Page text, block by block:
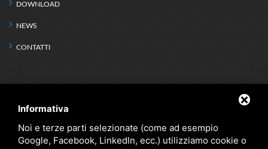
DOWNLOAD
NEWS
CONTATTI
DEFANGATORI RISERVA IDRICA
Informativa
Noi e terze parti selezionate (come ad esempio
Google, Facebook, LinkedIn, ecc.) utilizziamo cookie o